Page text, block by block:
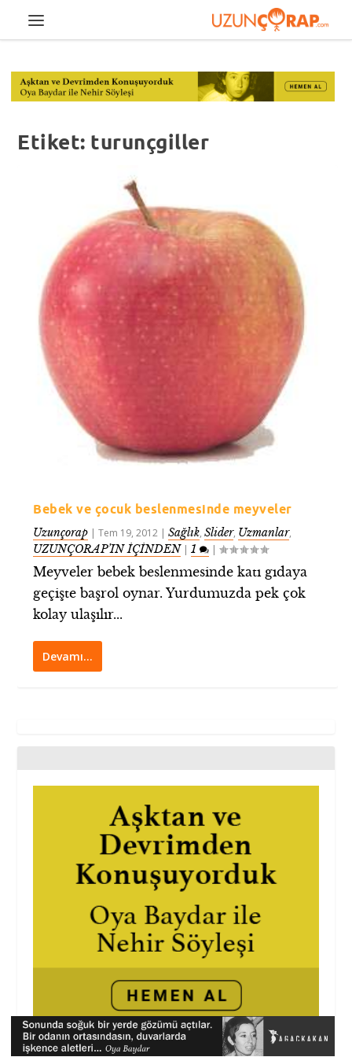
Etiket: turunçgiller
Bebek ve çocuk beslenmesinde meyveler
Uzunçorap |Tem 19, 2012 |Sağlık,Slider, Uzmanlar,
UZUNÇORAP’IN İÇİNDEN|1 |
Meyveler bebek beslenmesinde katı gıdaya
geçişte başrol oynar. Yurdumuzda pek çok
kolay ulaşılır...
Devamı…